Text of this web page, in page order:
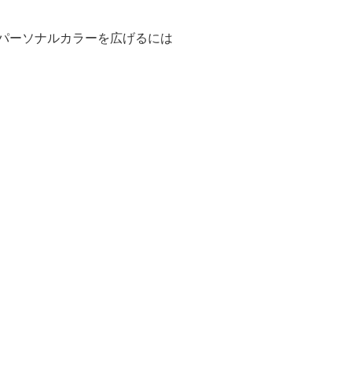
ーソナルカラーを広げるには